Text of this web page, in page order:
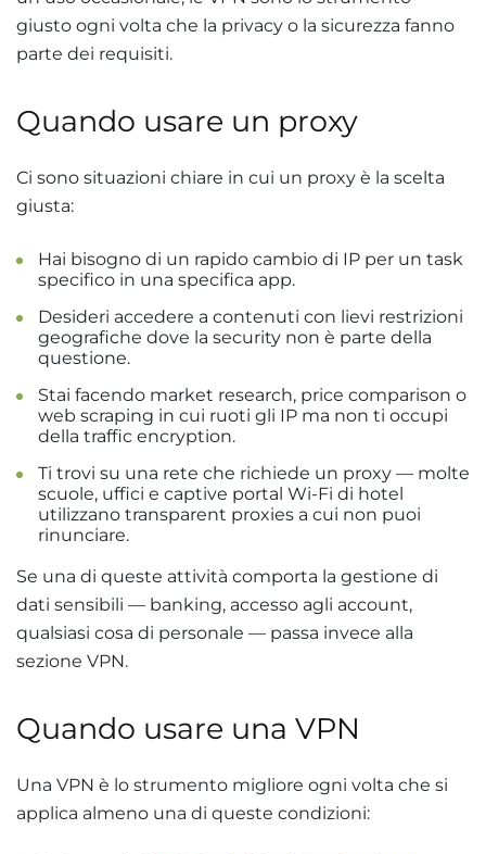
giusto ogni volta che la privacy o la sicurezza fanno
parte dei requisiti.
Quando usare un proxy
Ci sono situazioni chiare in cui un proxy è la scelta
giusta:
Hai bisogno di un rapido cambio di IP per un task
specifico in una specifica app.
Desideri accedere a contenuti con lievi restrizioni
geografiche dove la security non è parte della
questione.
Stai facendo market research, price comparison o
web scraping in cui ruoti gli IP ma non ti occupi
della traffic encryption.
Ti trovi su una rete che richiede un proxy — molte
scuole, uffici e captive portal Wi-Fi di hotel
utilizzano transparent proxies a cui non puoi
rinunciare.
Se una di queste attività comporta la gestione di
dati sensibili — banking, accesso agli account,
qualsiasi cosa di personale — passa invece alla
sezione VPN.
Quando usare una VPN
Una VPN è lo strumento migliore ogni volta che si
applica almeno una di queste condizioni: